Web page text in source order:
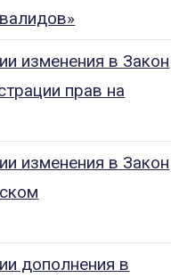
изменения в Закон
прав на
изменения в Закон
дополнения в